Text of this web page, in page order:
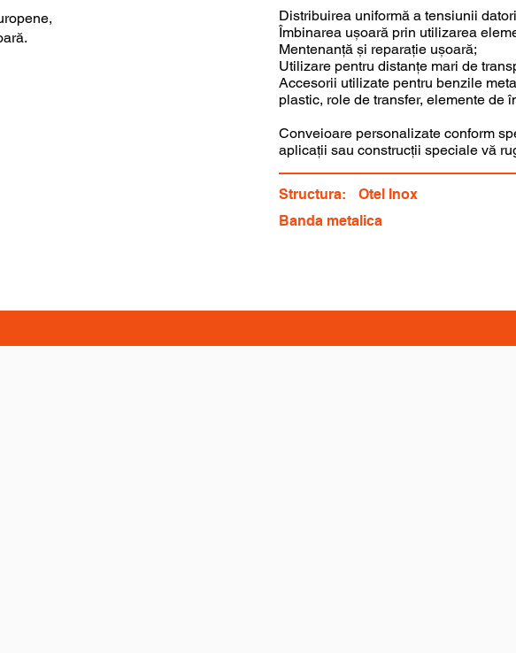
Distribuirea uniformă a tensiunii
Îmbinarea ușoară prin utilizarea
Mentenanță și reparație ușoară;
Utilizare pentru distanțe mari de
Accesorii utilizate pentru benzile
plastic, role de transfer, elemente de
Conveioare personalizate conform
aplicații sau construcții speciale vă
Structura:
Otel Inox
Banda metalica